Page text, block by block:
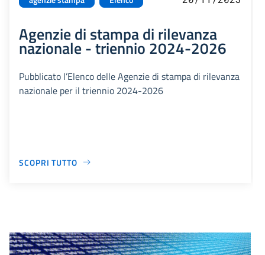
Agenzie di stampa di rilevanza
nazionale - triennio 2024-2026
Pubblicato l’Elenco delle Agenzie di stampa di rilevanza
nazionale per il triennio 2024-2026
SCOPRI TUTTO